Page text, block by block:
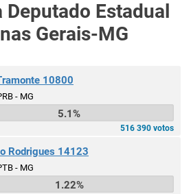
Deputado Estadual
Gerais-MG
10800
- MG
5.1%
516 390 votos
Rodrigues 14123
- MG
1.22%